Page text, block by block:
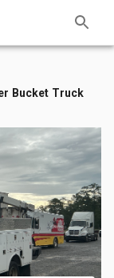
Bucket Truck